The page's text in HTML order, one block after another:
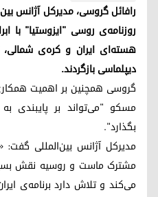
رافائل گروسی، مدیرکل آژانس
روزنامه‌ی روسی "ایزوستیا" با
هسته‌ای ایران و کره‌ی شمالی،
دیپلماسی بازگردند.
گروسی همچنین بر اهمیت همکاری
مسکو "می‌تواند بر پایبندی
بگذارد".
مدیرکل آژانس بین‌المللی
مشترک ماست و روسیه نقش
می‌کند و تلاش دارد برنامه‌ی